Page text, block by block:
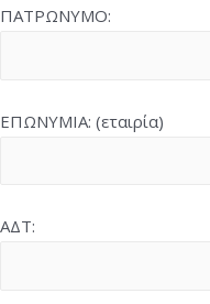
ΠΑΤΡΩΝΥΜΟ:
ΕΠΩΝΥΜΙΑ: (εταιρία)
ΑΔΤ: